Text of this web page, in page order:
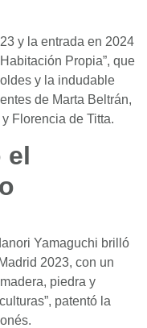
y la entrada en 2024
Propia”, que
y la indudable
de Marta Beltrán,
Florencia de Titta.
el
Yamaguchi brilló
2023, con un
piedra y
patentó la